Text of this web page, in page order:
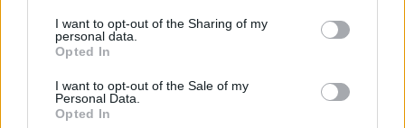
I want to opt-out of the Sharing of my
personal data.
Opted In
I want to opt-out of the Sale of my
Personal Data.
Opted In